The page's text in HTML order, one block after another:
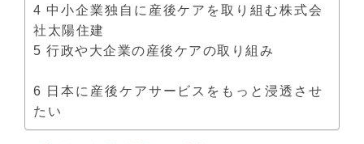
4 中小企業独自に産後ケアを取り組む株式会
社太陽住建
5 行政や大企業の産後ケアの取り組み
6 日本に産後ケアサービスをもっと浸透させ
たい